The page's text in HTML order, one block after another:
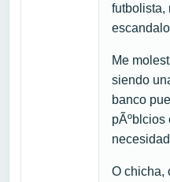
futbolista,
Me
siendo
banco
pÃºblcios
O chicha,